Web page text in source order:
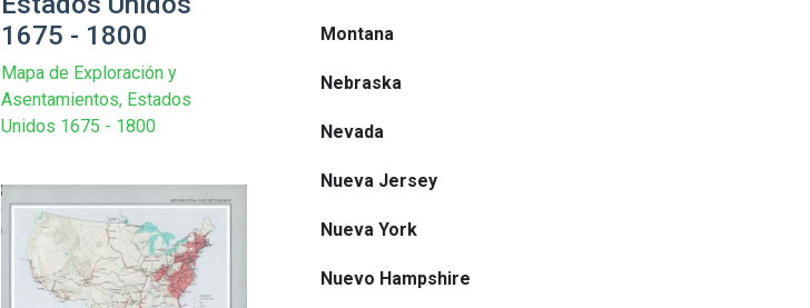
1675 - 1800
Mapa de Exploración y
Asentamientos, Estados
Unidos 1675 - 1800
Montana
Nebraska
Nevada
Nueva Jersey
Nueva York
Nuevo Hampshire